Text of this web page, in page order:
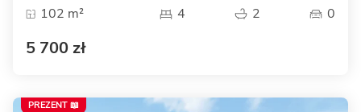
102 m²
4 2 0
5 700 zł
PREZENT 📖